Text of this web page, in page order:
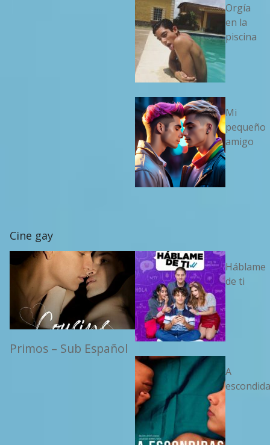
Orgía
en la
piscina
Mi
pequeño
amigo
Cine gay
Primos – Sub Español
Háblame
de ti
A